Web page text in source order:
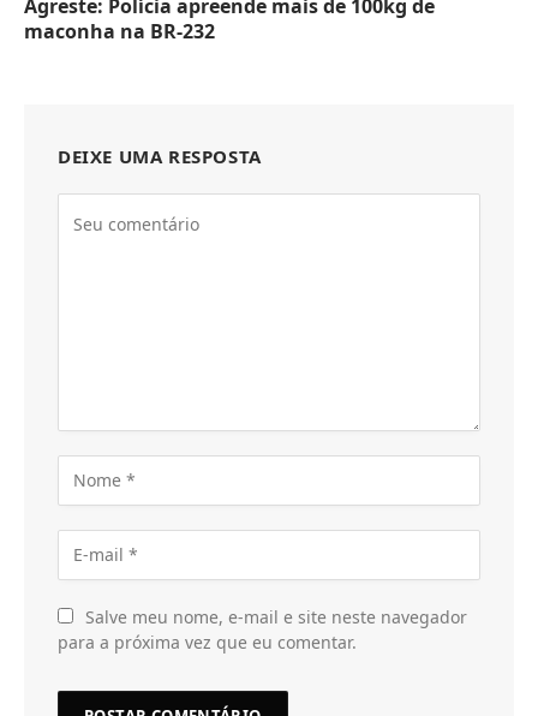
Agreste: Polícia apreende mais de 100kg de
maconha na BR-232
DEIXE UMA RESPOSTA
Salve meu nome, e-mail e site neste navegador
para a próxima vez que eu comentar.